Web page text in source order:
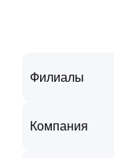
Филиалы
Компания